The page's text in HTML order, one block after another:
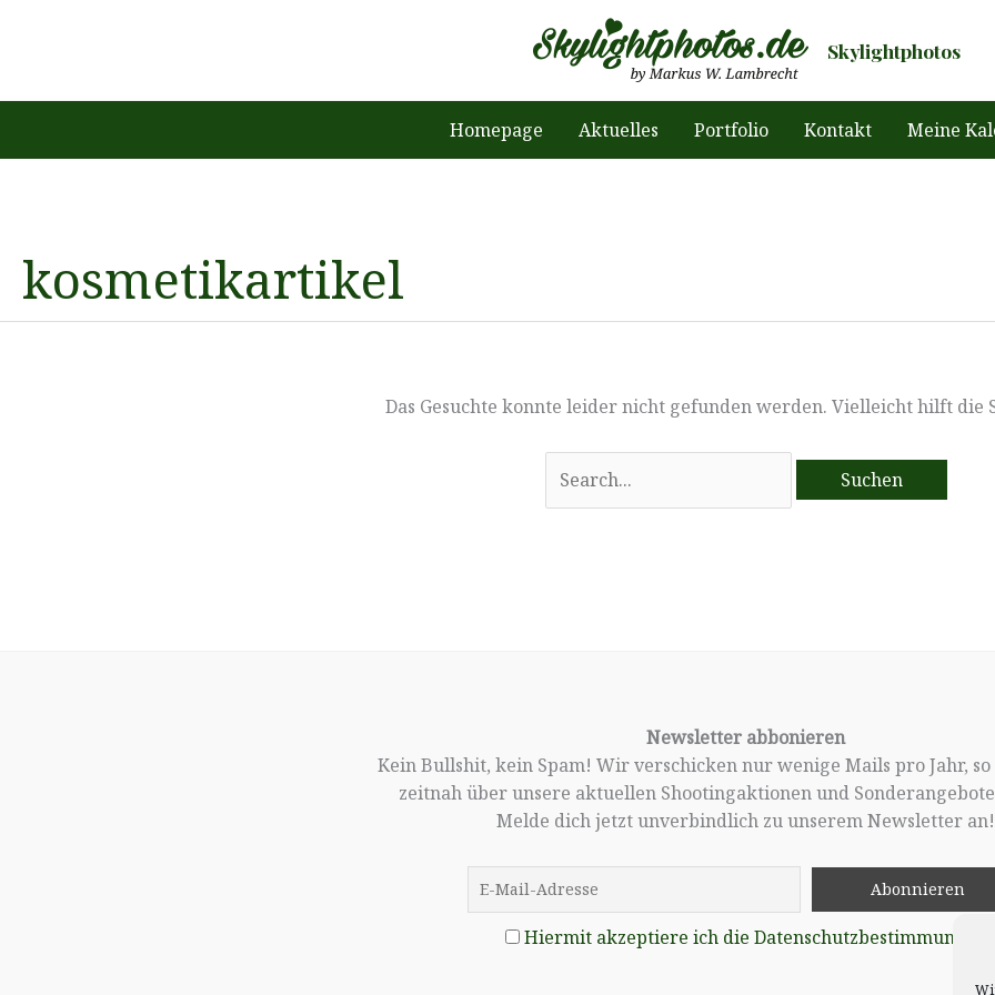
Skylightphotos
Homepage Aktuelles Portfolio Kontakt Meine
kosmetikartikel
Das Gesuchte konnte leider nicht gefunden werden. Vielleicht hilft die
nach:
Newsletter abbonieren
Kein Bullshit, kein Spam! Wir verschicken nur wenige Mails pro Jahr,
zeitnah über unsere aktuellen Shootingaktionen und
Melde dich jetzt unverbindlich zu unserem Newsletter an!
Hiermit akzeptiere ich die Datenschutzbestimmungen